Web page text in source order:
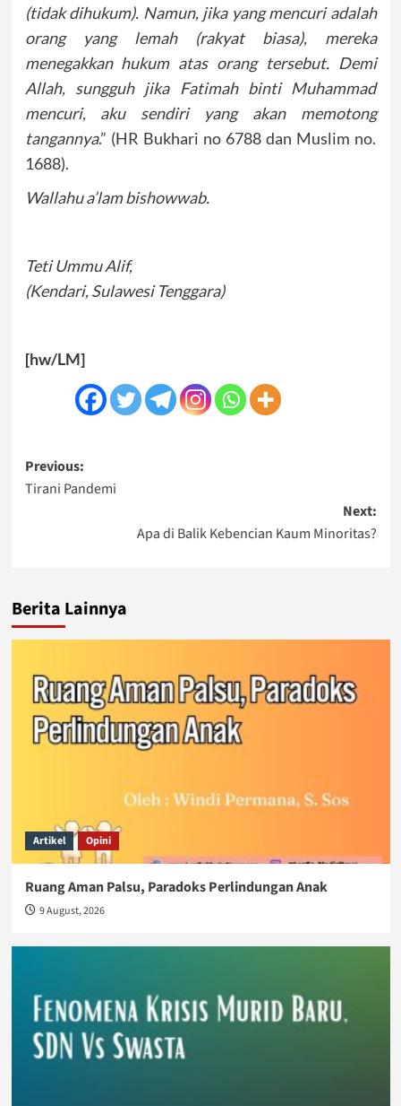
(tidak dihukum). Namun, jika yang mencuri adalah
orang yang lemah (rakyat biasa), mereka
menegakkan hukum atas orang tersebut. Demi
Allah, sungguh jika Fatimah binti Muhammad
mencuri, aku sendiri yang akan memotong
tangannya.” (HR Bukhari no 6788 dan Muslim no.
1688).
Wallahu a’lam bishowwab.
Teti Ummu Alif,
(Kendari, Sulawesi Tenggara)
[hw/LM]
Post
navigation
Previous:
Tirani Pandemi
Next:
Apa di Balik Kebencian Kaum Minoritas?
Berita Lainnya
Artikel Opini
Ruang Aman Palsu, Paradoks Perlindungan Anak
9 August, 2026